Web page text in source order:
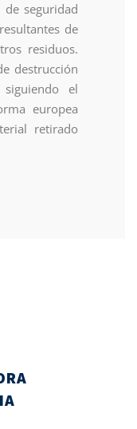
seguridad
de
residuos.
destrucción
el
europea
retirado